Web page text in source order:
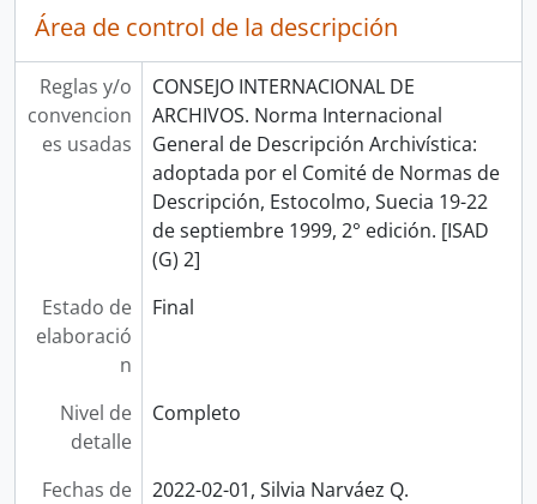
Área de control de la descripción
Reglas y/o
convencion
es usadas
CONSEJO INTERNACIONAL DE
ARCHIVOS. Norma Internacional
General de Descripción Archivística:
adoptada por el Comité de Normas de
Descripción, Estocolmo, Suecia 19-22
de septiembre 1999, 2° edición. [ISAD
(G) 2]
Estado de
elaboració
n
Final
Nivel de
detalle
Completo
Fechas de
2022-02-01, Silvia Narváez Q.